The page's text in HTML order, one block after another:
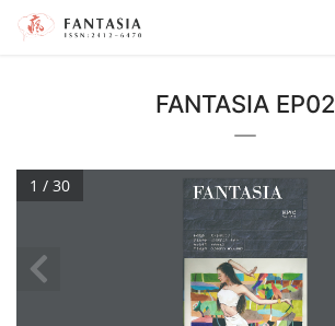
FANTASIA EP02
1 / 30